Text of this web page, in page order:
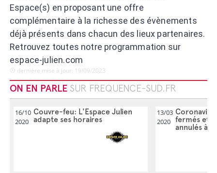
Espace(s) en proposant une offre
complémentaire à la richesse des évènements
déjà présents dans chacun des lieux partenaires.
Retrouvez toutes notre programmation sur
espace-julien.com
dernière mise à jour: 19/09/2023
ON EN PARLE SUR FREQUENCE-SUD.FR
16/10
2020
Couvre-feu: L'Espace Julien
adapte ses horaires
13/03
2020 fermés et
annulés à